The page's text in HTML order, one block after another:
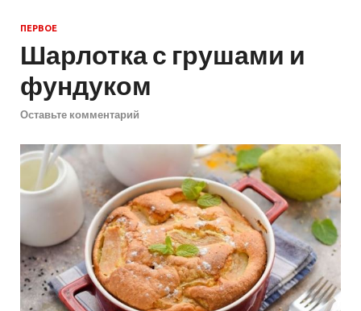
ПЕРВОЕ
Шарлотка с грушами и
фундуком
Оставьте комментарий